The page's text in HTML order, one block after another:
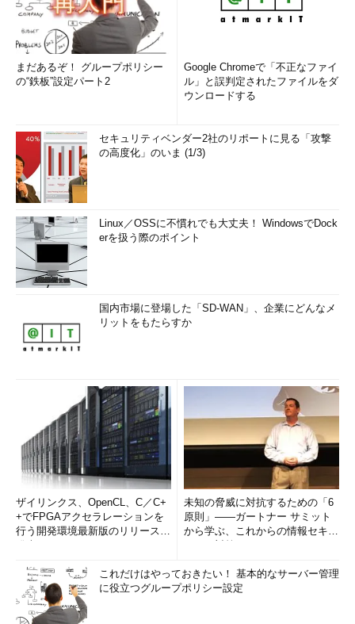
まだあるぞ！ グループポリシー
の“鉄板”設定パート2
Google Chromeで「不正なファイ
ル」と誤判定されたファイルをダ
ウンロードする
セキュリティベンダー2社のリポートに見る「攻撃
の高度化」のいま (1/3)
Linux／OSSに不慣れでも大丈夫！ WindowsでDock
erを扱う際のポイント
国内市場に登場した「SD-WAN」、企業にどんなメ
リットをもたらすか
ザイリンクス、OpenCL、C／C+
+でFPGAアクセラレーションを
行う開発環境最新版のリリースを
未知の脅威に対抗するための「6
原則」――ガートナー サミット
から学ぶ、これからの情報セキュ
これだけはやっておきたい！ 基本的なサーバー管理
に役立つグループポリシー設定